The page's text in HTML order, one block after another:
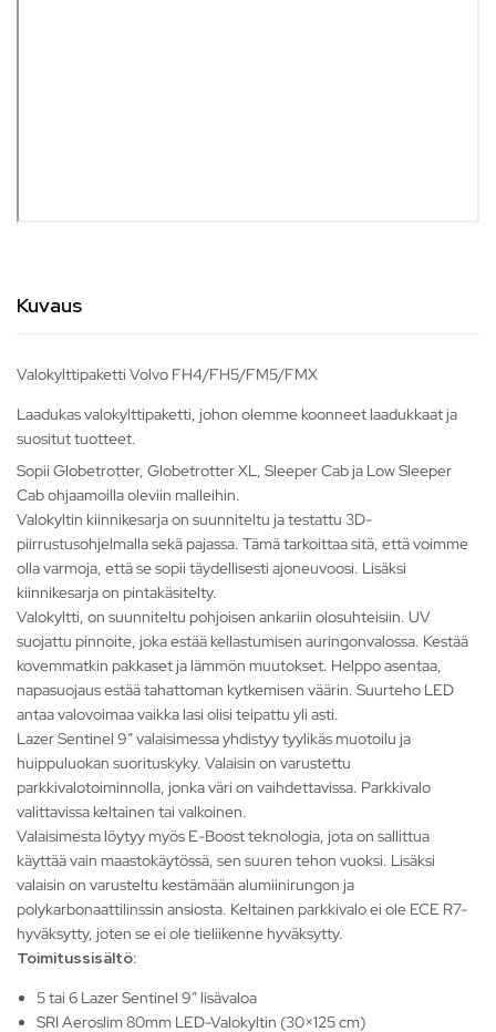
Kuvaus
Valokylttipaketti Volvo FH4/FH5/FM5/FMX
Laadukas valokylttipaketti, johon olemme koonneet laadukkaat ja
suositut tuotteet.
Sopii Globetrotter, Globetrotter XL, Sleeper Cab ja Low Sleeper
Cab ohjaamoilla oleviin malleihin.
Valokyltin kiinnikesarja on suunniteltu ja testattu 3D-
piirrustusohjelmalla sekä pajassa. Tämä tarkoittaa sitä, että voimme
olla varmoja, että se sopii täydellisesti ajoneuvoosi. Lisäksi
kiinnikesarja on pintakäsitelty.
Valokyltti, on suunniteltu pohjoisen ankariin olosuhteisiin. UV
suojattu pinnoite, joka estää kellastumisen auringonvalossa. Kestää
kovemmatkin pakkaset ja lämmön muutokset. Helppo asentaa,
napasuojaus estää tahattoman kytkemisen väärin. Suurteho LED
antaa valovoimaa vaikka lasi olisi teipattu yli asti.
Lazer Sentinel 9” valaisimessa yhdistyy tyylikäs muotoilu ja
huippuluokan suorituskyky. Valaisin on varustettu
parkkivalotoiminnolla, jonka väri on vaihdettavissa. Parkkivalo
valittavissa keltainen tai valkoinen.
Valaisimesta löytyy myös E-Boost teknologia, jota on sallittua
käyttää vain maastokäytössä, sen suuren tehon vuoksi. Lisäksi
valaisin on varusteltu kestämään alumiinirungon ja
polykarbonaattilinssin ansiosta. Keltainen parkkivalo ei ole ECE R7-
hyväksytty, joten se ei ole tieliikenne hyväksytty.
Toimitussisältö:
5 tai 6 Lazer Sentinel 9” lisävaloa
SRI Aeroslim 80mm LED-Valokyltin (30×125 cm)